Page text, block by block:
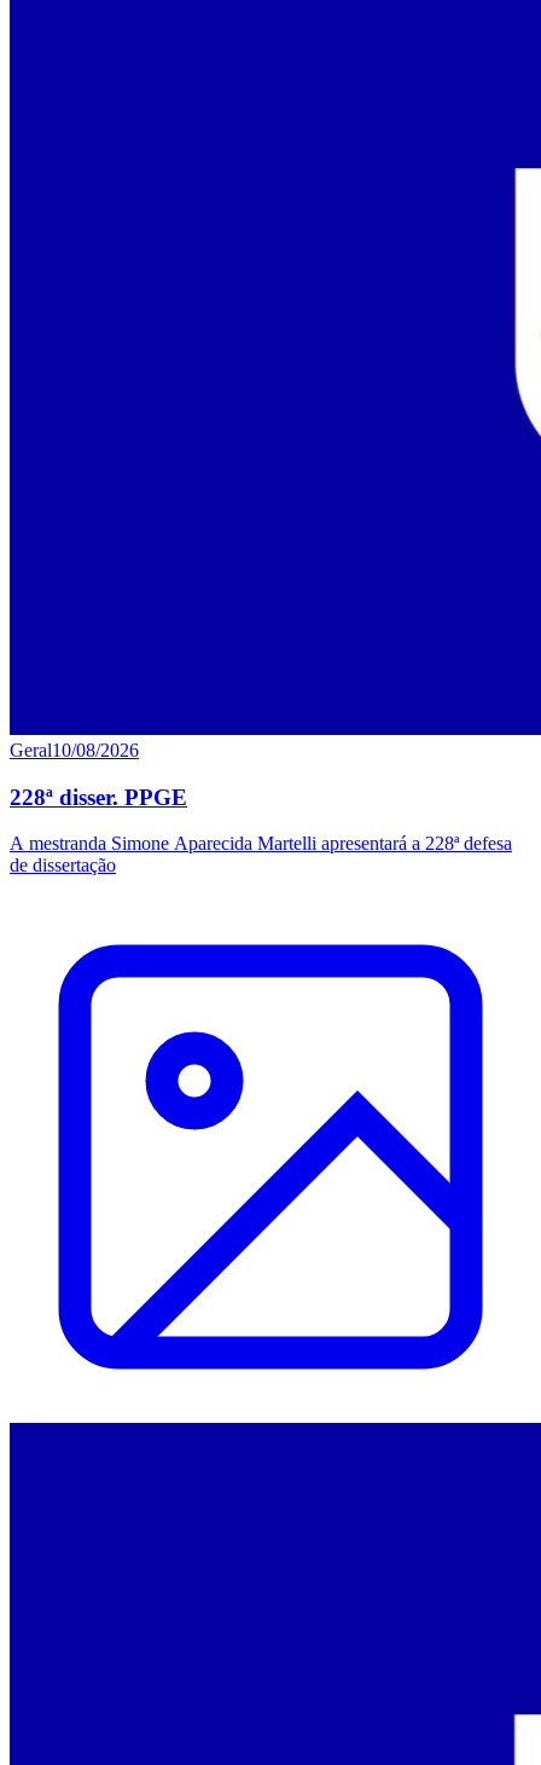
Geral10/08/2026
228ª disser. PPGE
A mestranda Simone Aparecida Martelli apresentará a 228ª defesa
de dissertação